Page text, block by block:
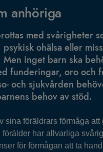
anhöriga
med svårigheter
ohälsa eller
inget barn ska
funderingar, oro och
och sjukvården
behov av stöd.
sina föräldrars förmåga att
har allvarliga
för förmågan att ta